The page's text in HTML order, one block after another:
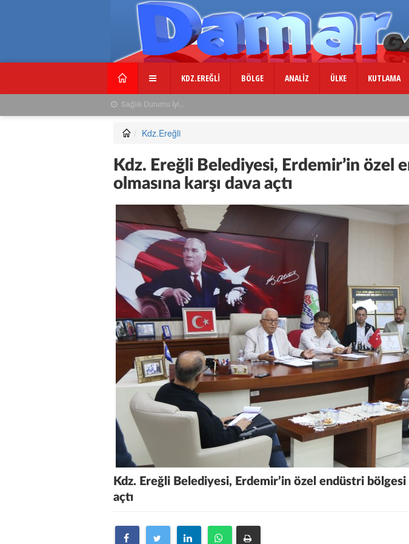
KDZ.EREĞLİ BÖLGE ANALİZ ÜLKE KUTLAMA
Usta Gazeteciden Sevindiren Haber....
Kdz.Ereğli
Kdz. Ereğli Belediyesi, Erdemir’in özel
olmasına karşı dava açtı
Kdz. Ereğli Belediyesi, Erdemir’in özel endüstri bölgesi
açtı